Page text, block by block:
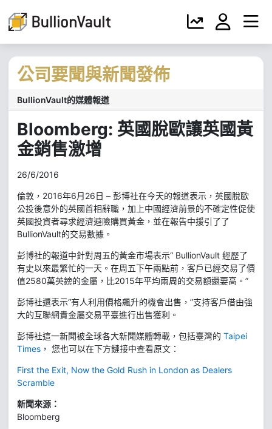
公司要聞與新聞發佈
BullionVault的媒體報道
Bloomberg: 英國脫歐讓英國黃
金銷售激增
26/6/2016
倫敦，2016年6月26日 – 彭博社在今天的報道表示，英國脫歐
公投後意外的英國首相辭職，加上中國經濟前景的不確定性促使
英國投資者尋求經濟避險購買黃金，並在報告中援引了了
BullionVault的交易數據。
彭博社的報道中針對周五的黃金市場表示“ BullionVault 經歷了
有史以來最繁忙的一天。在周五下午兩點前，客戶已經交易了價
值2580萬英鎊的金屬，比2015年平均兩周的交易額還要高。”
彭博社還表示“有人利用價格飆升的機會出售，”支持客戶借由強
大的互聯網貴金屬交易平臺進行出售獲利。
彭博社這一新聞被全球各大新聞媒體轉載，包括臺灣的 Taipei
Times ， 您也可以在下方鏈接中查看原文：
First the Exit, Now the Gold Rush in London as Dealers
Scramble
新聞來源：
Bloomberg